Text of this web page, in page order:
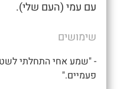
עם עמי (העם שלי).
שימושים
- "שמע אחי התחלתי
פעמיים."